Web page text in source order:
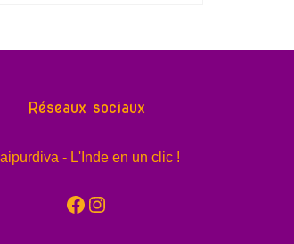
Réseaux sociaux
- L'Inde en un clic !
Facebook
Instagram